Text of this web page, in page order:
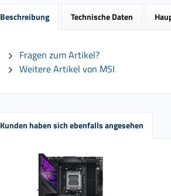
Beschreibung Technische Daten
Fragen zum Artikel?
Weitere Artikel von MSI
Kunden haben sich ebenfalls angesehen